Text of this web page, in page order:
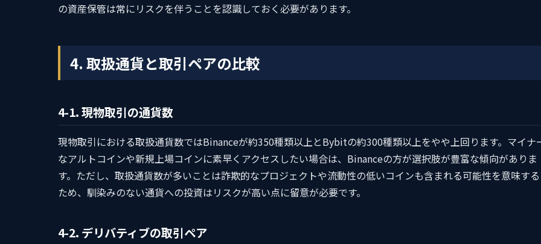
の資産保管は常にリスクを伴うことを認識しておく必要があります。
4. 取扱通貨と取引ペアの比較
4-1. 現物取引の通貨数
現物取引における取扱通貨数ではBinanceが約350種類以上とBybitの約300種類以上をやや上回ります。マイナ
なアルトコインや新規上場コインに素早くアクセスしたい場合は、Binanceの方が選択肢が豊富な傾向がありま
す。ただし、取扱通貨数が多いことは詐欺的なプロジェクトや流動性の低いコインも含まれる可能性を意味する
ため、馴染みのない通貨への投資はリスクが高い点に留意が必要です。
4-2. デリバティブの取引ペア